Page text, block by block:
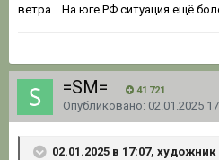
ветра….На юге РФ ситуация ещё
=SM= 41 721
Опубликовано: 02.01.2025
02.01.2025 в 17:07,